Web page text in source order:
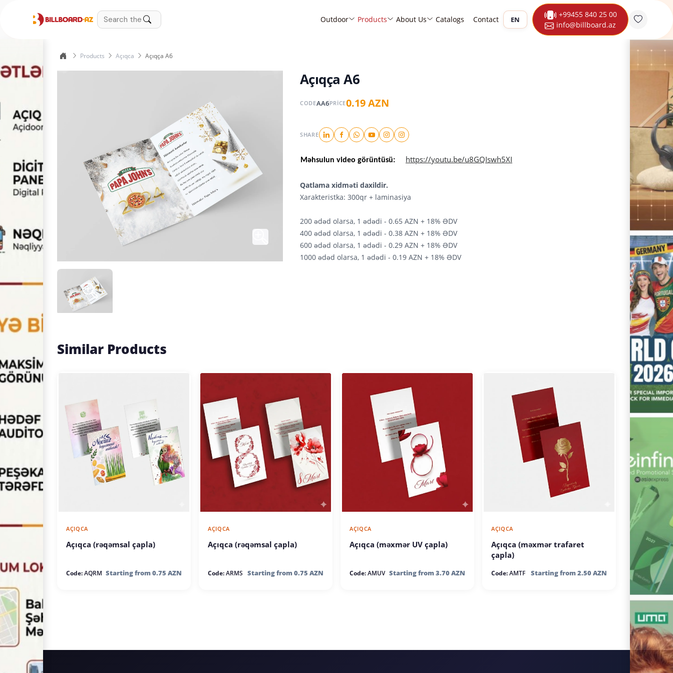
Outdoor Products About Us Catalogs Contact EN
+99455 840 25 00
info@billboard.az
Products Açıqca Açıqça A6
Açıqça A6
CODEAA6PRICE0.19 AZN
SHARE
Məhsulun video görüntüsü: https://youtu.be/u8GQIswh5XI
Qatlama xidməti daxildir.
Xarakteristka: 300qr + laminasiya
200 ədəd olarsa, 1 ədədi - 0.65 AZN + 18% ƏDV
400 ədəd olarsa, 1 ədədi - 0.38 AZN + 18% ƏDV
600 ədəd olarsa, 1 ədədi - 0.29 AZN + 18% ƏDV
1000 ədəd olarsa, 1 ədədi - 0.19 AZN + 18% ƏDV
Similar Products
AÇIQCA
Açıqca (rəqəmsal çapla)
Code:AQRM Starting from 0.75 AZN
AÇIQCA
Açıqca (rəqəmsal çapla)
Code:ARMS Starting from 0.75 AZN
AÇIQCA
Açıqca (məxmər UV çapla)
Code:AMUV Starting from 3.70 AZN
AÇIQCA
Açıqca (məxmər trafaret
çapla)
Code:AMTF Starting from 2.50 AZN